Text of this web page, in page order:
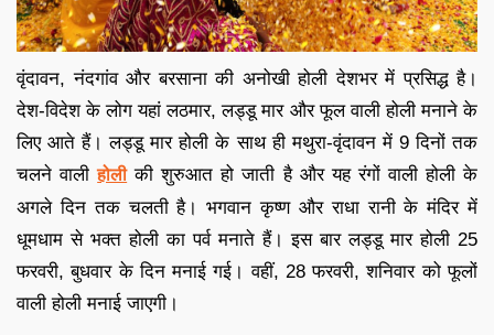
वृंदावन, नंदगांव और बरसाना की अनोखी होली देशभर में प्रसिद्ध है।
देश-विदेश के लोग यहां लठमार, लड्डू मार और फूल वाली होली मनाने के
लिए आते हैं। लड्डू मार होली के साथ ही मथुरा-वृंदावन में 9 दिनों तक
चलने वालीहोलीकी शुरुआत हो जाती है और यह रंगों वाली होली के
अगले दिन तक चलती है। भगवान कृष्ण और राधा रानी के मंदिर में
धूमधाम से भक्त होली का पर्व मनाते हैं। इस बार लड्डू मार होली 25
फरवरी, बुधवार के दिन मनाई गई। वहीं, 28 फरवरी, शनिवार को फूलों
वाली होली मनाई जाएगी।